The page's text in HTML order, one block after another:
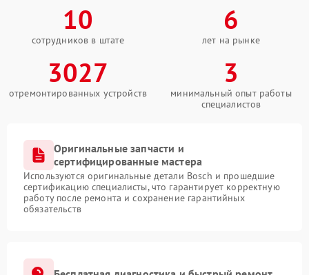
10
сотрудников в штате
6
лет на рынке
3027
отремонтированных устройств
3
минимальный опыт работы
специалистов
Оригинальные запчасти и
сертифицированные мастера
Используются оригинальные детали Bosch и прошедшие
сертификацию специалисты, что гарантирует корректную
работу после ремонта и сохранение гарантийных
обязательств